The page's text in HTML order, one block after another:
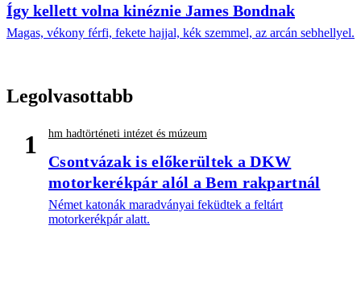
Így kellett volna kinéznie James Bondnak
Magas, vékony férfi, fekete hajjal, kék szemmel, az arcán sebhellyel.
Legolvasottabb
1 hm hadtörténeti intézet és múzeum
Csontvázak is előkerültek a DKW
motorkerékpár alól a Bem rakpartnál
Német katonák maradványai feküdtek a feltárt
motorkerékpár alatt.